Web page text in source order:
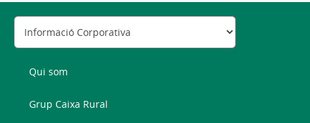
Qui som
Grup Caixa Rural